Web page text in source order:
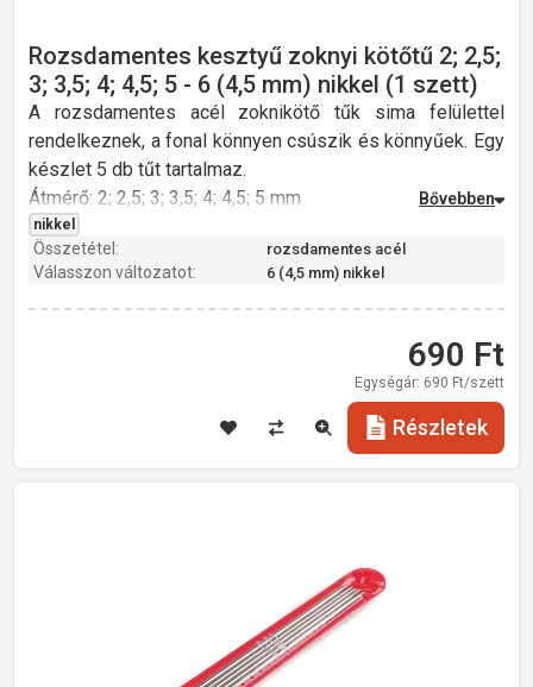
Rozsdamentes kesztyű zoknyi kötőtű 2; 2,5;
3; 3,5; 4; 4,5; 5 - 6 (4,5 mm) nikkel (1 szett)
A rozsdamentes acél zoknikötő tűk sima felülettel
rendelkeznek, a fonal könnyen csúszik és könnyűek. Egy
készlet 5 db tűt tartalmaz.
Átmérő: 2; 2,5; 3; 3,5; 4; 4,5; 5 mm
Hossz: 20 cm
Súly: 22 g
rozsdamentes acél
nikkel
Összetétel: rozsdamentes acél
Válasszon változatot: 6 (4,5 mm) nikkel
690 Ft
Egységár: 690 Ft/szett
Részletek